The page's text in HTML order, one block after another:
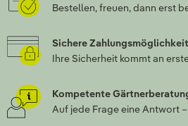
Bestellen, freuen, dann erst
Sichere
Ihre Sicherheit kommt an
Kompetente
Auf jede Frage eine Antwort